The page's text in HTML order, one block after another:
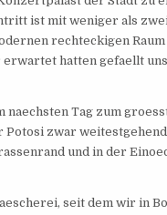
ist mit weniger als
rechteckigen
hatten gefaellt
naechsten Tag zum
zwar
und in der
seit dem wir in